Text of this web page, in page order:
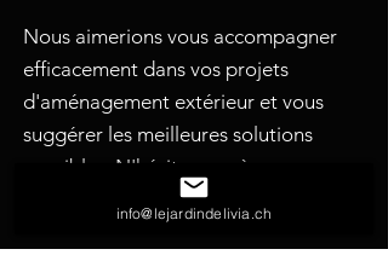
Nous aimerions vous accompagner
efficacement dans vos projets
d'aménagement extérieur et vous
suggérer les meilleures solutions
possibles. N'hésitez pas à nous
solliciter pour toutes vos demandes.
info@lejardindelivia.ch